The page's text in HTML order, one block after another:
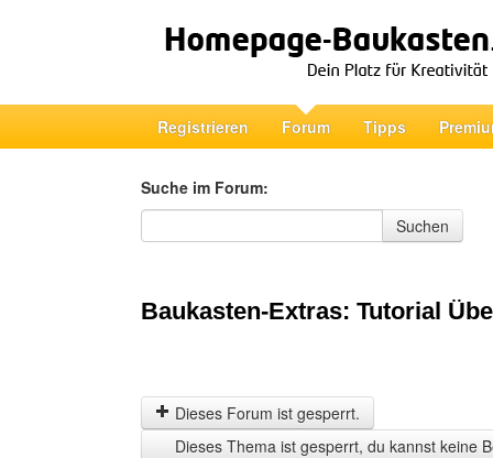
Registrieren Forum Tipps
Suche im Forum:
Suche im Forum
Suchen
Baukasten-Extras: Tutorial
Dieses Forum ist gesperrt.
Dieses Thema ist gesperrt, du kannst keine